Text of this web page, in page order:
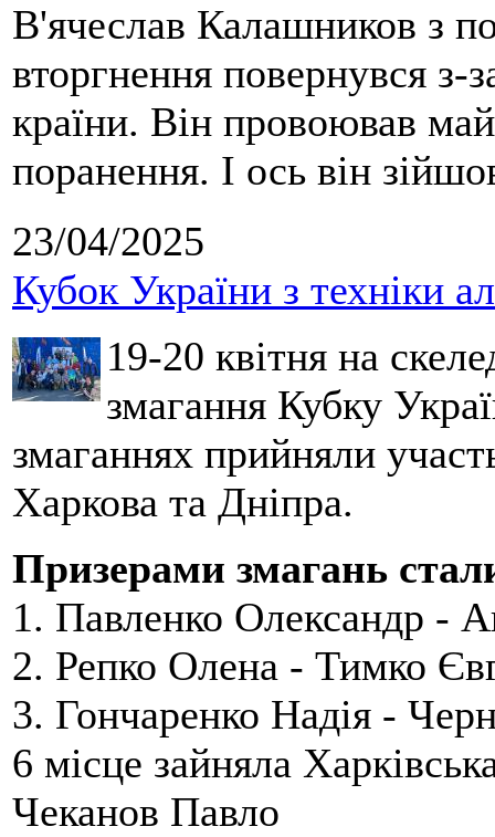
В'ячеслав Калашников з
вторгнення повернувся з-
країни. Він провоював
поранення. І ось він
23/04/2025
Кубок України з техніки
19-20 квітня на
змагання Кубку
змаганнях прийняли
Харкова та Дніпра.
Призерами змагань
1. Павленко Олександр -
2. Репко Олена - Тимко
3. Гончаренко Надія -
6 місце зайняла
Чеканов Павло